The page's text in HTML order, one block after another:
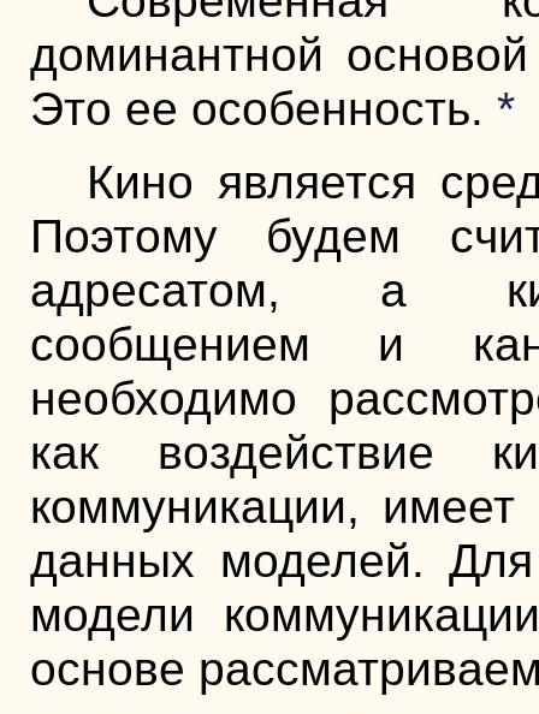
доминантной
Это ее особенность. *
Кино является
Поэтому будем
адресатом, а
сообщением и
необходимо
как воздействие
коммуникации,
данных моделей.
модели
основе